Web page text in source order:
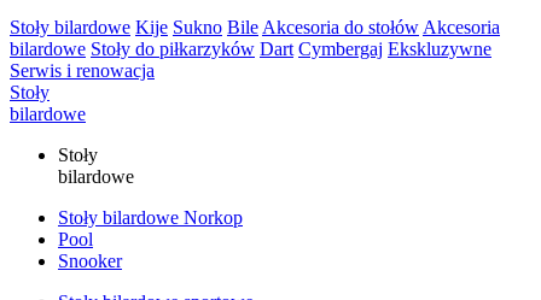
Stoły bilardowe Kije Sukno Bile Akcesoria do stołów Akcesoria
bilardowe Stoły do piłkarzyków Dart Cymbergaj Ekskluzywne
Serwis i renowacja
Stoły
bilardowe
Stoły
bilardowe
Stoły bilardowe Norkop
Pool
Snooker